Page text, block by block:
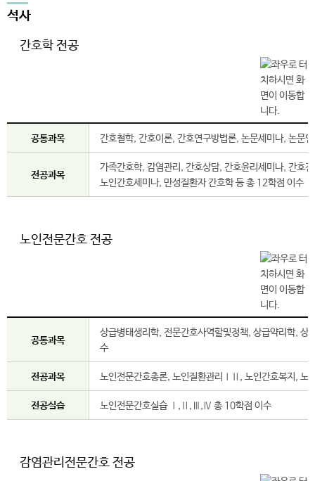
석사
간호학 전공
공통과목 간호철학, 간호이론, 간호연구방법론, 논문세미나, 논문
전공과목
가족간호학, 감염관리, 간호상담, 간호윤리세미나, 간호
노인간호세미나, 만성질환자 간호학 등 총 12학점 이수
노인전문간호 전공
공통과목
상급병태생리학, 전문간호사역할및정책, 상급약리학,
수
전공과목 노인전문간호총론, 노인질환관리ⅠⅡ, 노인간호복지, 노
전공실습 노인전문간호실습 Ⅰ,Ⅱ,Ⅲ,Ⅳ 총 10학점 이수
감염관리전문간호 전공